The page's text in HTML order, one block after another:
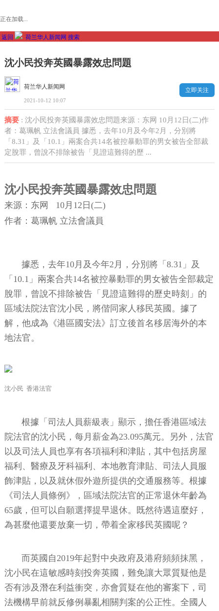
正在加载...
返回 荷兰华人新闻网 搜索
沈小民投奔英國暴露效忠問題
荷兰华人新闻网
2021-10-12 10:07
立即关注
摘要: 沈小民投奔英國暴露效忠問題来源：东网 10月12日(二)作
者：葛珮帆 立法會議員 據悉，去年10月及今年2月，分別將
「8.31」及「10.1」兩案合共14名被控暴動罪的男女被告全部裁
定脫罪，曾說不排除被告「見證這難得的歷 ...
沈小民投奔英國暴露效忠問題
来源：东网
10月12日(二)
作者： 葛珮帆 立法會議員
據悉，去年10月及今年2月，分別將「8.31」及
「10.1」兩案合共14名被控暴動罪的男女被告全部裁定
脫罪，曾說不排除被告「見證這難得的歷史時刻」的
區域法院法官沈小民，將偕同家人移民英國。據了
解，他成為《港區國安法》訂立後首名移居海外的本
地法官。
沈小民 香港法官
根據「司法人員薪級表」顯示，擔任香港區域法
院法官的沈小民，每月薪金為23.095萬元。另外，法官
以及司法人員也享有各項福利和津貼，其中包括房屋
福利、醫療及牙科福利、本地教育津貼、司法人員服
飾津貼，以及就休假外遊所提供的交通服務等。根據
《司法人員條例》，區域法院法官的正常退休年齡為
65歲，但可以自願選擇提早退休。既然待遇這麼好，
為甚麼他還要放棄一切，帶着全家移民英國呢？
而英國自2019年起對中央政府及港府頻頻抹黑，
沈小民在這敏感時刻投奔英國，難免讓大眾質疑他是
否有涉及潛在利益衝突，亦會質疑在他的審案下，司
法機構早前就反修例暴亂相關判案的公正性。全國人